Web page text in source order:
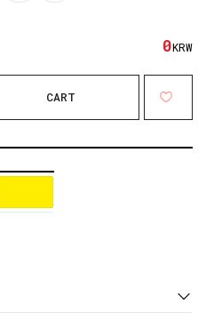
0KRW
CART